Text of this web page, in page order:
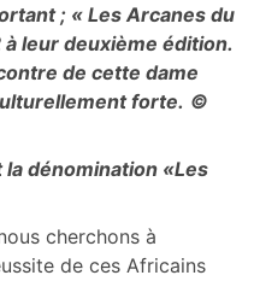
; « Les Arcanes du
leur deuxième édition.
de cette dame
forte. ©
la dénomination «Les
cherchons à
de ces Africains